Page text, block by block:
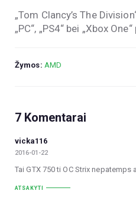
„Tom Clancy’s The
„PC“, „PS4“ bei „Xbox
Žymos: AMD
7 Komentarai
vicka116
2016-01-22
Tai GTX 750 ti OC Strix
ATSAKYTI